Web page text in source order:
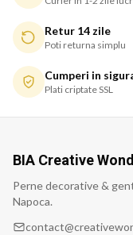
Retur 14 zile
Poti returna simplu
Cumperi in
Plati criptate SSL
BIA Creative
Perne decorative &
Napoca.